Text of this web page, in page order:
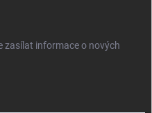
zasílat informace o nových